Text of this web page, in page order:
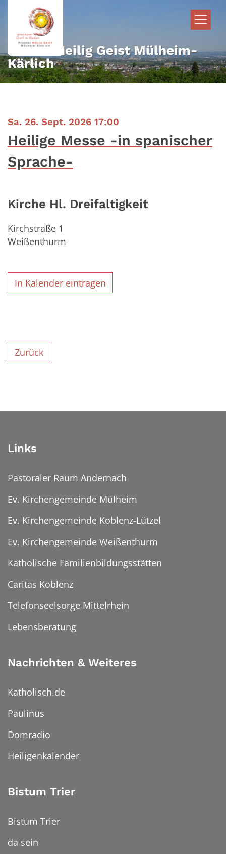
Zum Inhalt springen
Pfarrei Heilig Geist Mülheim-
Kärlich
Sa. 26. Sept. 2026 17:00
Heilige Messe -in spanischer
Sprache-
Kirche Hl. Dreifaltigkeit
Kirchstraße 1
Weißenthurm
In Kalender eintragen
Zurück
Links
Pastoraler Raum Andernach
Ev. Kirchengemeinde Mülheim
Ev. Kirchengemeinde Koblenz-Lützel
Ev. Kirchengemeinde Weißenthurm
Katholische Familienbildungsstätten
Caritas Koblenz
Telefonseelsorge Mittelrhein
Lebensberatung
Nachrichten & Weiteres
Katholisch.de
Paulinus
Domradio
Heiligenkalender
Bistum Trier
Bistum Trier
da sein